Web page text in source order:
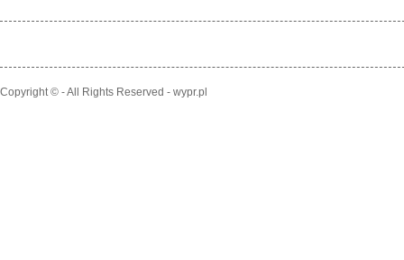
Copyright © - All Rights Reserved - wypr.pl